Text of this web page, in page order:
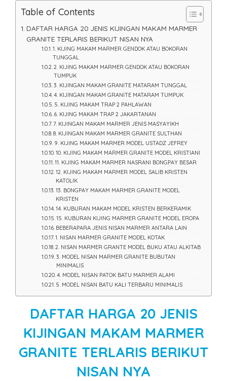
Table of Contents
DAFTAR HARGA 20 JENIS KIJINGAN MAKAM MARMER
GRANITE TERLARIS BERIKUT NISAN NYA
1. KIJING MAKAM MARMER GENDOK ATAU BOKORAN
TUNGGAL
2. KIJING MAKAM MARMER GENDOK ATAU BOKORAN
TUMPUK
3. KIJINGAN MAKAM GRANITE MATARAM TUNGGAL
4. KIJINGAN MAKAM GRANITE MATARAM TUMPUK
5. KIJING MAKAM TRAP 2 PAHLAWAN
6. KIJING MAKAM TRAP 2 JAKARTANAN
7. KIJINGAN MAKAM MARMER JENIS MASYAYIKH
8. KIJINGAN MAKAM MARMER GRANITE SULTHAN
9. KIJING MAKAM MARMER MODEL USTADZ JEFREY
10. KIJING MAKAM MARMER GRANITE MODEL KRISTIANI
11. KIJING MAKAM MARMER NASRANI BONGPAY BESAR
12. KIJING MAKAM MARMER MODEL SALIB KRISTEN
KATOLIK
13. BONGPAY MAKAM MARMER GRANITE MODEL
KRISTEN
14. KUBURAN MAKAM MODEL KRISTEN BERKERAMIK
15. KUBURAN KIJING MARMER GRANITE MODEL EROPA
BEBERAPARA JENIS NISAN MARMER ANTARA LAIN
1. NISAN MARMER GRANITE MODEL KOTAK
2. NISAN MARMER GRANTE MODEL BUKU ATAU ALKITAB
3. MODEL NISAN MARMER GRANITE BUBUTAN
MINIMALIS
4. MODEL NISAN PATOK BATU MARMER ALAMI
5. MODEL NISAN BATU KALI TERBARU MINIMALIS
DAFTAR HARGA 20 JENIS
KIJINGAN MAKAM MARMER
GRANITE TERLARIS BERIKUT
NISAN NYA